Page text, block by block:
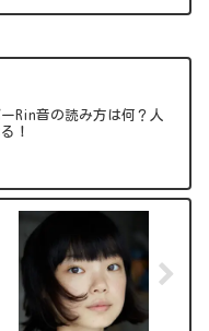
Rin音の読み方は何？人
！